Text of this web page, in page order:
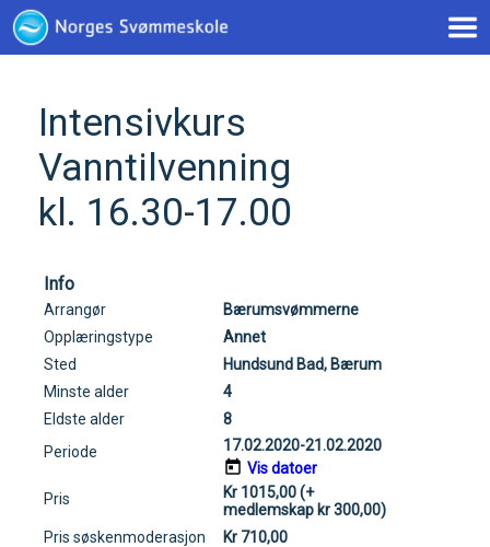
Intensivkurs
Vanntilvenning
kl. 16.30-17.00
Info
Arrangør
Bærumsvømmerne
Opplæringstype
Annet
Sted
Hundsund Bad, Bærum
Minste alder
4
Eldste alder
8
Periode
17.02.2020-21.02.2020
Vis datoer
Pris
Kr 1015,00 (+
medlemskap kr 300,00)
Pris søskenmoderasjon
Kr 710,00